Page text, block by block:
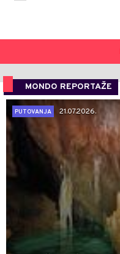
MONDO REPORTAŽE
PUTOVANJA
21.07.2026.